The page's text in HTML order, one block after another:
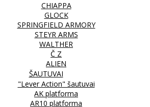
CHIAPPA
GLOCK
SPRINGFIELD ARMORY
STEYR ARMS
WALTHER
Č Z
ALIEN
ŠAUTUVAI
"Lever Action" šautuvai
AK platforma
AR10 platforma